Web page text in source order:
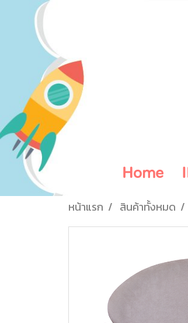
Home
หน้าแรก สินค้าทั้งหมด